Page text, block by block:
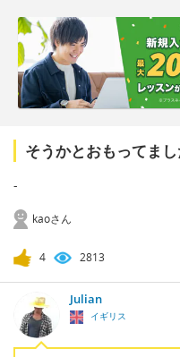
そうかとおもってま
-
kaoさん
4 2813
Julian
イギリス